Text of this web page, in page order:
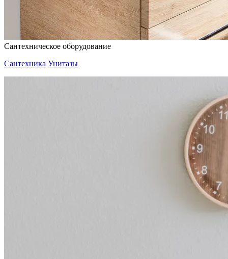
Сантехническое оборудование
Сантехника Унитазы